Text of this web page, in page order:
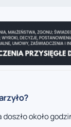
doszło około